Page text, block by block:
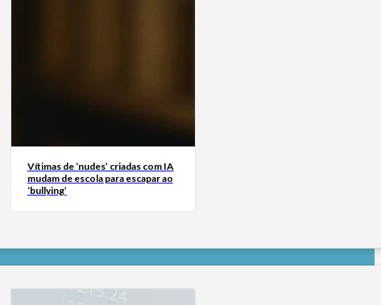
Vítimas de ‘nudes’ criadas com IA
mudam de escola para escapar ao
‘bullying’